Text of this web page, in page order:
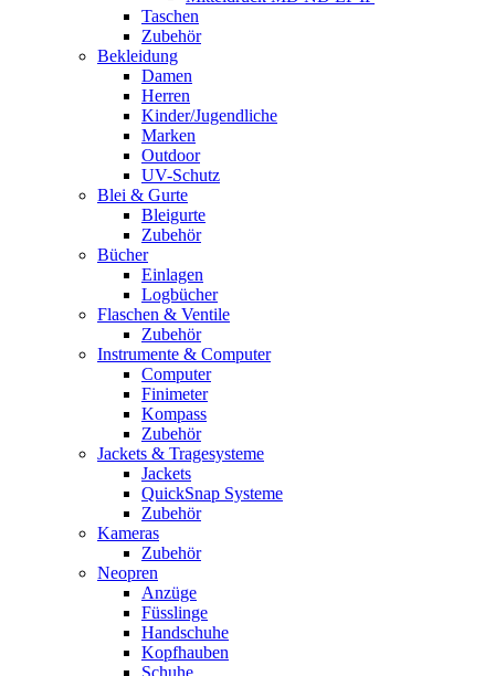
Taschen
Zubehör
Bekleidung
Damen
Herren
Kinder/Jugendliche
Marken
Outdoor
UV-Schutz
Blei & Gurte
Bleigurte
Zubehör
Bücher
Einlagen
Logbücher
Flaschen & Ventile
Zubehör
Instrumente & Computer
Computer
Finimeter
Kompass
Zubehör
Jackets & Tragesysteme
Jackets
QuickSnap Systeme
Zubehör
Kameras
Zubehör
Neopren
Anzüge
Füsslinge
Handschuhe
Kopfhauben
Schuhe